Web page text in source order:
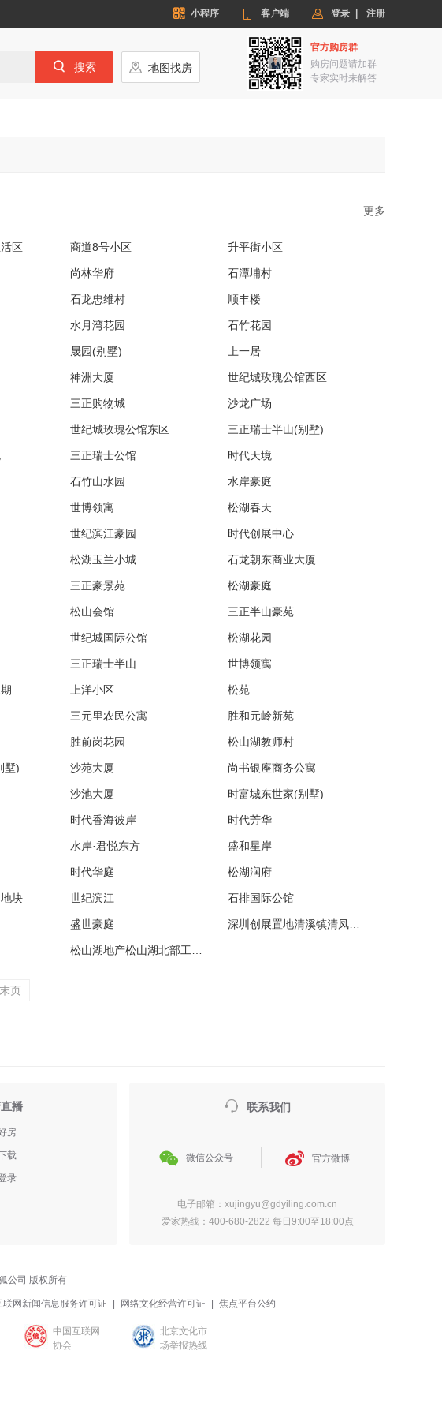
 小程序  客户端  登录 注册
 搜索  地图找房
官方购房群
购房问题请加群
专家实时来解答
更多
区 商道8号小区 升平街小区
尚林华府 石潭埔村
石龙忠维村 顺丰楼
水月湾花园 石竹花园
晟园(别墅) 上一居
神洲大厦 世纪城玫瑰公馆西区
三正购物城 沙龙广场
世纪城玫瑰公馆东区 三正瑞士半山(别墅)
三正瑞士公馆 时代天境
石竹山水园 水岸豪庭
世博领寓 松湖春天
世纪滨江豪园 时代创展中心
松湖玉兰小城 石龙朝东商业大厦
三正豪景苑 松湖豪庭
松山会馆 三正半山豪苑
世纪城国际公馆 松湖花园
三正瑞士半山 世博领寓
上洋小区 松苑
三元里农民公寓 胜和元岭新苑
胜前岗花园 松山湖教师村
墅) 沙苑大厦 尚书银座商务公寓
沙池大厦 时富城东世家(别墅)
时代香海彼岸 时代芳华
水岸·君悦东方 盛和星岸
时代华庭 松湖润府
块 世纪滨江 石排国际公馆
盛世豪庭
末页
播
房
载
录
 联系我们
 微信公众号  官方微博
电子邮箱：xujingyu@gdyiling.com.cn
爱家热线：400-680-2822 每日9:00至18:00点
公司 版权所有
联网新闻信息服务许可证 网络文化经营许可证 焦点平台公约
中国互联网
协会
北京文化市
场举报热线